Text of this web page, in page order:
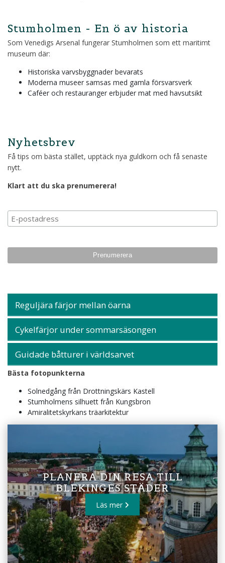
Stumholmen - En ö av historia
Som Venedigs Arsenal fungerar Stumholmen som ett maritimt
museum där:
Historiska varvsbyggnader bevarats
Moderna museer samsas med gamla försvarsverk
Caféer och restauranger erbjuder mat med havsutsikt
Nyhetsbrev
Få tips om bästa stället, upptäck nya guldkorn och få senaste
nytt.
Klart att du ska prenumerera!
Prenumerera på vårt n
Reguljära färjor mellan öarna
Cykelfärjor under sommarsäsongen
Guidade båtturer i världsarvet
​​​​​​Bästa fotopunkterna
Solnedgång från Drottningskärs Kastell
Stumholmens silhuett från Kungsbron
Amiralitetskyrkans träarkitektur
PLANERA DIN RESA TILL
BLEKINGES STÄDER
Läs mer